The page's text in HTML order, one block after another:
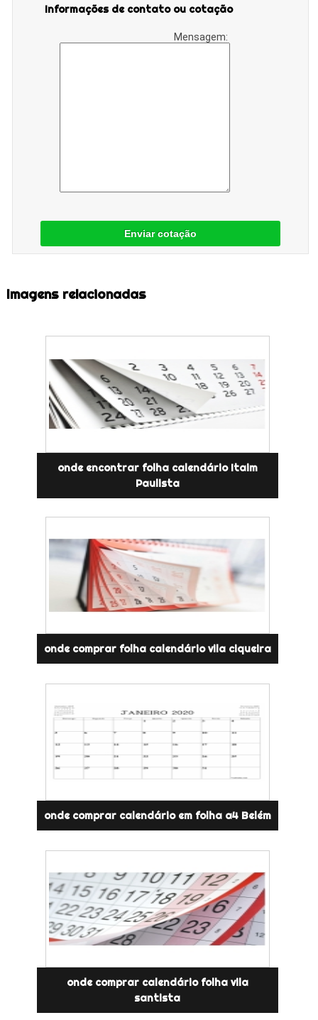
Informações de contato ou cotação
Mensagem:
Enviar cotação
Imagens relacionadas
onde encontrar folha calendário Itaim
Paulista
onde comprar folha calendário vila ciqueira
onde comprar calendário em folha a4 Belém
onde comprar calendário folha vila
santista